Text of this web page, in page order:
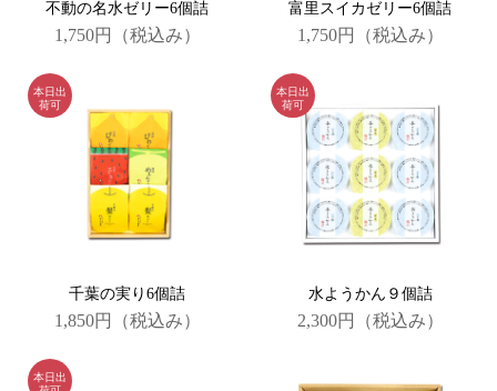
不動の名水ゼリー6個詰
1,750円 （税込み）
富里スイカゼリー6個詰
1,750円 （税込み）
千葉の実り6個詰
1,850円 （税込み）
水ようかん９個詰
2,300円 （税込み）